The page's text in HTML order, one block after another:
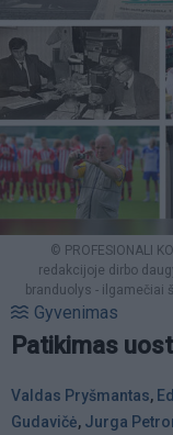
© PROFESIONALI
redakcijoje dirbo
branduolys - ilgamečiai
Gyvenimas
Patikimas
Valdas Pryšmantas,
Gudavičė, Jurga